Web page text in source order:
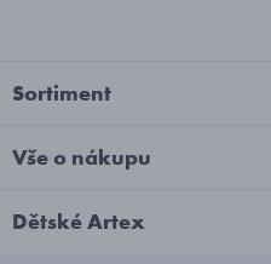
Sortiment
Vše o nákupu
Dětské Artex